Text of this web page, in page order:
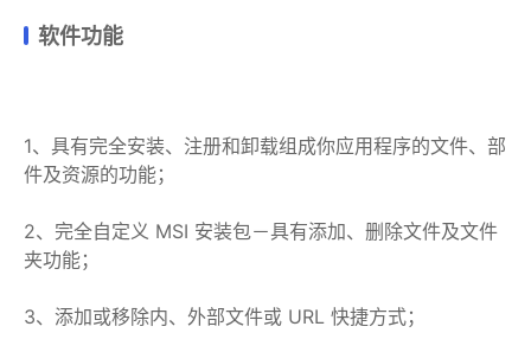
软件功能
1、具有完全安装、注册和卸载组成你应用程序的文件、部
件及资源的功能；
2、完全自定义 MSI 安装包－具有添加、删除文件及文件
夹功能；
3、添加或移除内、外部文件或 URL 快捷方式；